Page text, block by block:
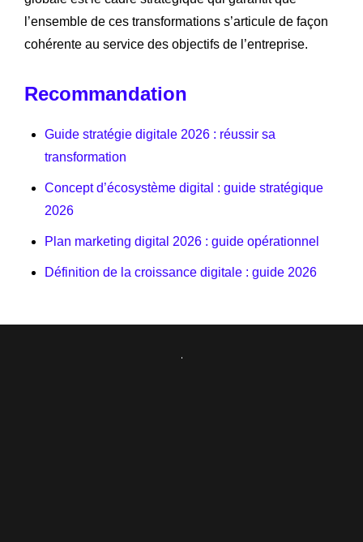
l’ensemble de ces transformations s’articule de façon
cohérente au service des objectifs de l’entreprise.
Recommandation
Guide stratégie digitale 2026 : réussir sa
transformation
Concept d’écosystème digital : guide stratégique
2026
Plan marketing digital 2026 : guide opérationnel
Définition de la croissance digitale : guide 2026